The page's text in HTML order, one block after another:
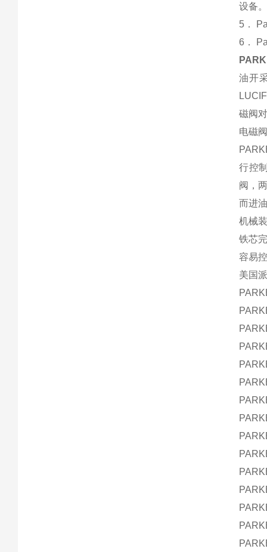
设备
5．
6．
油开
磁阀
电磁
行控
阀，
而进
机械
铁芯
容易
美国